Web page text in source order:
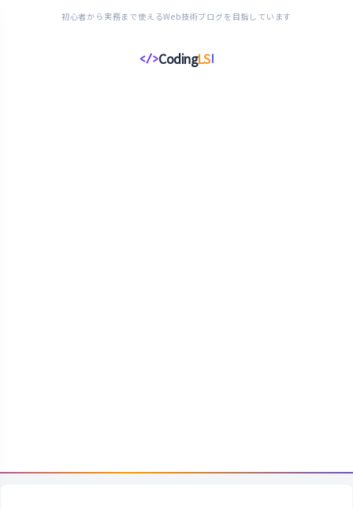
初心者から実務まで使えるWeb技術ブログを目指しています
</>CodingLS
コ